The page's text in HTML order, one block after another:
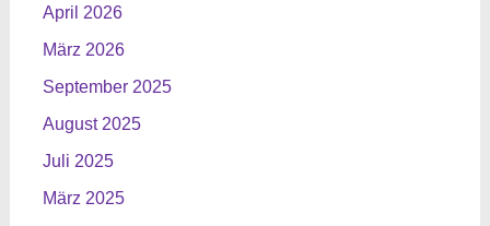
April 2026
März 2026
September 2025
August 2025
Juli 2025
März 2025